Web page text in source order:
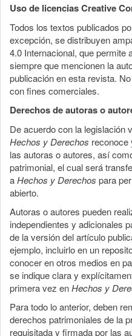
Uso de licencias Creative
Todos los textos publicados
excepción, se distribuyen
4.0 Internacional, que permite
siempre que mencionen la
publicación en esta revista.
con fines comerciales.
Derechos de autoras o
De acuerdo con la legislación
Hechos y Derechos reconoce
las autoras o autores, así
patrimonial, el cual será
aHechos y Derechos para
abierto.
Autoras o autores pueden
independientes y adicionales
de la versión del artículo
ejemplo, incluirlo en un
conocer en otros medios en
se indique clara y
primera vez enHechos y
Para todo lo anterior, deben
derechos patrimoniales de la
requisitada y firmada por las